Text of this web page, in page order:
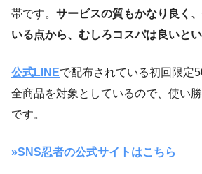
帯です。 サービスの質もかなり良く
いる点から、むしろコスパは良いとい
公式LINEで配布されている初回限定
全商品を対象としているので、使い
です。
»SNS忍者の公式サイトはこちら